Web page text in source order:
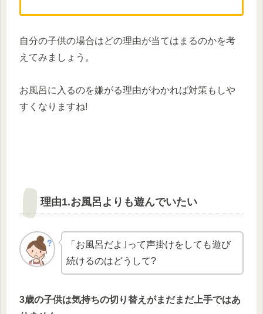
自分の子供の場合はどの理由が当てはまるのかを考
えてみましょう。
お風呂に入るのを嫌がる理由がわかれば対策もしや
すくなりますね!
理由1.お風呂よりも遊んでいたい
「お風呂だよ｣って声掛けをしても遊び
続けるのはどうして?
3歳の子供は気持ちの切り替えがまだまだ上手ではあ